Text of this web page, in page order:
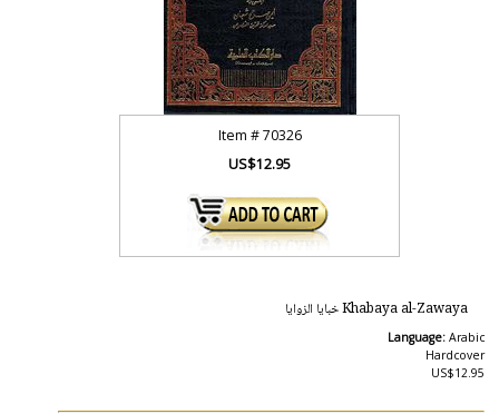
Item #70326
US$12.95
Khabaya al-Zawaya خبايا الزوايا
Language: Arabic
Hardcover
US$12.95